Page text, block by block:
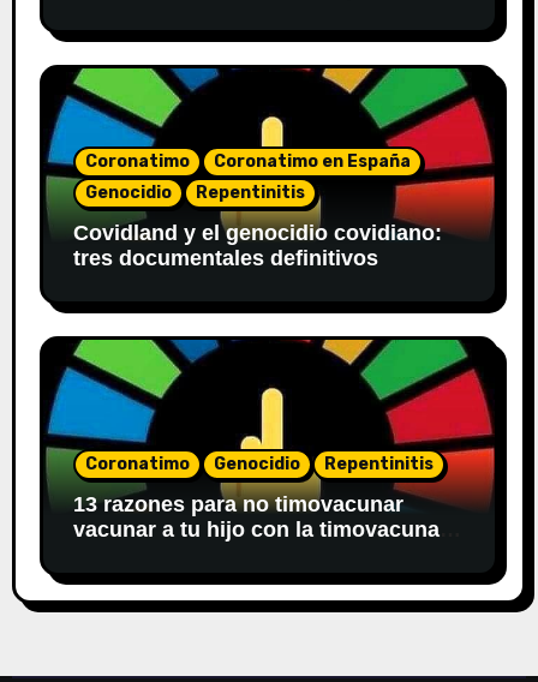
sanitarios
Coronatimo
Coronatimo en España
Genocidio
Repentinitis
Covidland y el genocidio covidiano:
tres documentales definitivos
Coronatimo Genocidio Repentinitis
13 razones para no timovacunar
vacunar a tu hijo con la timovacuna